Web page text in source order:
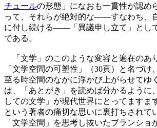
チュールの形態」になおも一貫性が認め
って、それらが絶対的な――すなわち、
に付し続ける――「異議申し立て」とし
である。
「文学」のこのような変容と遍在のあ
「文学空間の可塑性」（30頁）と名づけ
至る時空間のなかに浮かび上がらせてゆ
は、「あとがき」を読めば分かるように
しての文学」が現代世界にとってますま
という著者の痛切な思いに裏打ちされて
「文学空間」を思考し抜いたブランショ